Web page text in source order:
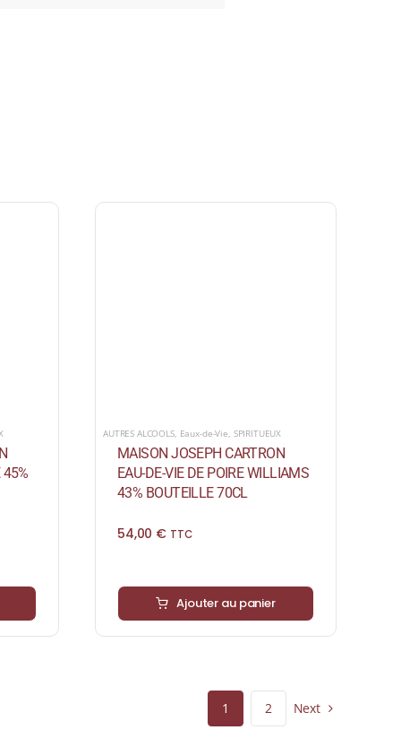
45%
AUTRES ALCOOLS, Eaux-de-Vie SPIRITUEUX
MAISON JOSEPH CARTRON
EAU-DE-VIE DE POIRE WILLIAMS
43% BOUTEILLE 70CL
54,00 € TTC
Ajouter au panier
1 2 Next